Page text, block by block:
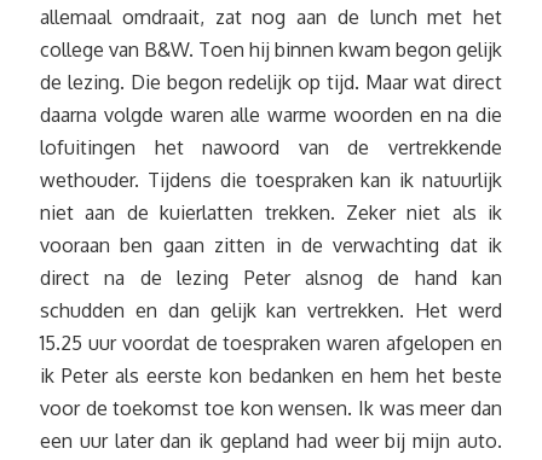
allemaal omdraait, zat nog aan de lunch met het
college van B&W. Toen hij binnen kwam begon gelijk
de lezing. Die begon redelijk op tijd. Maar wat direct
daarna volgde waren alle warme woorden en na die
lofuitingen het nawoord van de vertrekkende
wethouder. Tijdens die toespraken kan ik natuurlijk
niet aan de kuierlatten trekken. Zeker niet als ik
vooraan ben gaan zitten in de verwachting dat ik
direct na de lezing Peter alsnog de hand kan
schudden en dan gelijk kan vertrekken. Het werd
15.25 uur voordat de toespraken waren afgelopen en
ik Peter als eerste kon bedanken en hem het beste
voor de toekomst toe kon wensen. Ik was meer dan
een uur later dan ik gepland had weer bij mijn auto.